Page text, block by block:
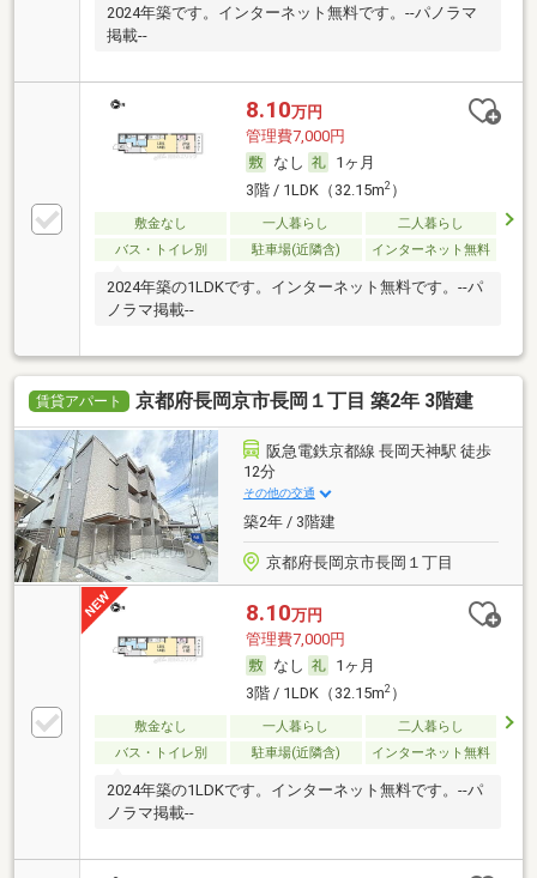
2024年築です。インターネット無料です。--パノラマ
掲載--
8.10万円
管理費7,000円
なし
1ヶ月
3階 / 1LDK（32.15m2）
敷金なし 一人暮らし
二人暮らし
バス・トイレ別
駐車場(近隣含) インターネット無料
2024年築の1LDKです。インターネット無料です。--パ
ノラマ掲載--
賃貸アパート 京都府長岡京市長岡１丁目 築2年 3階建
阪急電鉄京都線 長岡天神駅 徒歩
12分
その他の交通
築2年 / 3階建
京都府長岡京市長岡１丁目
8.10万円
管理費7,000円
なし
1ヶ月
3階 / 1LDK（32.15m2）
敷金なし 一人暮らし
二人暮らし
バス・トイレ別
駐車場(近隣含) インターネット無料
2024年築の1LDKです。インターネット無料です。--パ
ノラマ掲載--